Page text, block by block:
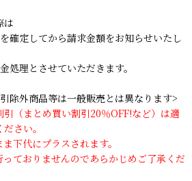
は
確定してから請求金額をお知らせいたし
理とさせていただきます。
除外商品等は一般販売とは異なります>
（まとめ買い割引20％OFF!など）は適
さい。
下代にプラスされます。
ておりませんのであらかじめご了承くだ